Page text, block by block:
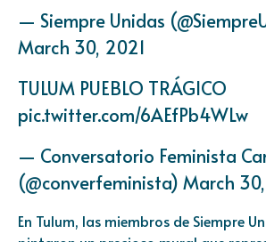
— Siempre Unidas
March 30, 2021
TULUM PUEBLO TRÁGICO
pic.twitter.com/6AEfPb4WLw
— Conversatorio Feminista
(@converfeminista) March
En Tulum, las miembros de Siempre